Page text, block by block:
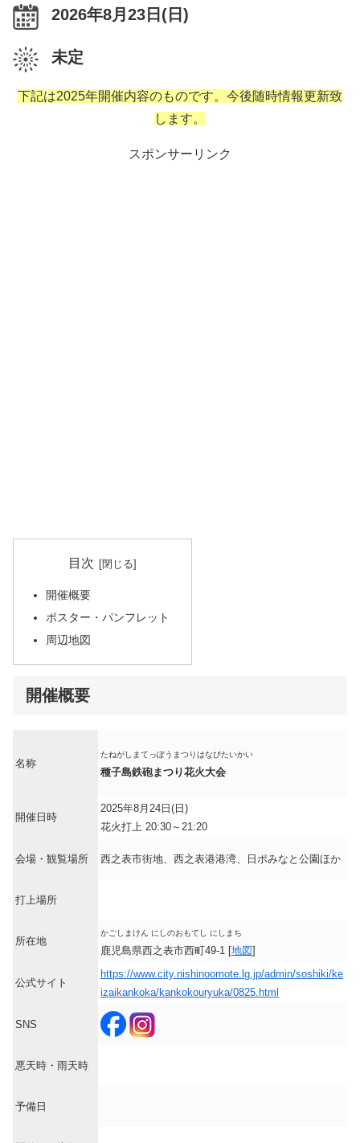
2026年8月23日(日)
未定
下記は2025年開催内容のものです。今後随時情報更新致
します。
スポンサーリンク
目次
開催概要
ポスター・パンフレット
周辺地図
開催概要
名称
たねがしまてっぽうまつりはなびたいかい
種子島鉄砲まつり花火大会
開催日時
2025年8月24日(日)
花火打上 20:30～21:20
会場・観覧場所 西之表市街地、西之表港港湾、日ポみなと公園ほか
打上場所
所在地
かごしまけん にしのおもてし にしまち
鹿児島県西之表市西町49-1 [地図]
公式サイト
https://www.city.nishinoomote.lg.jp/admin/soshiki/ke
izaikankoka/kankokouryuka/0825.html
SNS
悪天時・雨天時
予備日